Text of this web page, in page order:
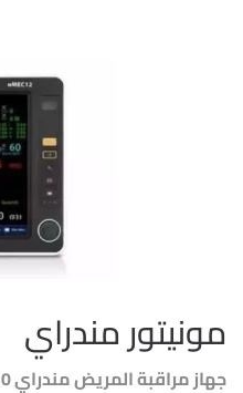
مونيتور مندراي